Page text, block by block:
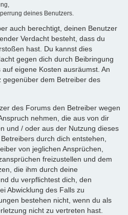
deines Benutzers.
auch berechtigt, deinen Benutzer
Verdacht besteht, dass du
hast. Du kannst dies
gegen dich durch Beibringung
eigene Kosten ausräumst. An
dem Betreiber des
des Forums den Betreiber wegen
nehmen, die aus von dir
und / oder aus der Nutzung dieses
durch dich entstehen,
von jeglichen Ansprüchen,
freizustellen und dem
die ihm durch deine
du verpflichtest dich, den
Abwicklung des Falls zu
bestehen nicht, wenn du als
nicht zu vertreten hast.